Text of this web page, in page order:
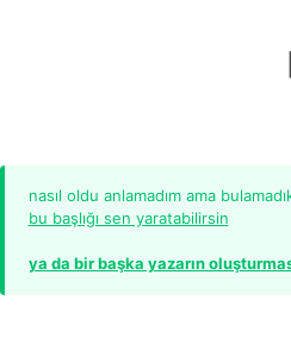
nasıl oldu anlamadım ama
bu başlığı sen yaratabilirsin
ya da bir başka yazarın